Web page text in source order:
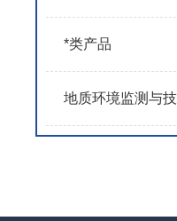
*类产品
地质环境监测与